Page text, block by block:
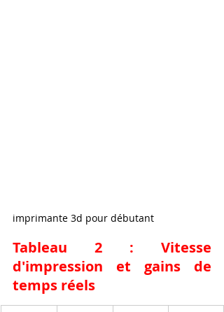
imprimante 3d pour débutant
Tableau 2 : Vitesse
d'impression et gains de
temps réels